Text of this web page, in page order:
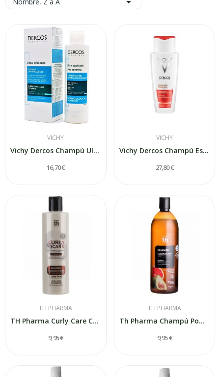
VICHY
Vichy Dercos Champú Ultra Calmante Cabello...
16,70 €
VICHY
Vichy Dercos Champú Estimulante Anti-Caida 400 ml
27,80 €
TH PHARMA
TH Pharma Curly Care Champú Cuidado Rizos 300ml
9,95 €
TH PHARMA
Th Pharma Champú Pomelo y Aceite de Aguacate...
9,95 €